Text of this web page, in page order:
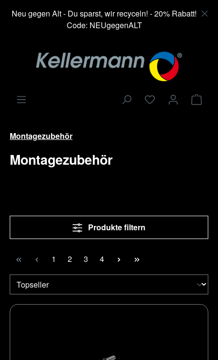
springen
Neu gegen Alt - Du sparst, wir recyceln! - 20% Rabatt!
Code: NEUgegenALT
Montagezubehör
Montagezubehör
Produkte filtern
Seite
1 Seite
2 Seite
3 Seite
4